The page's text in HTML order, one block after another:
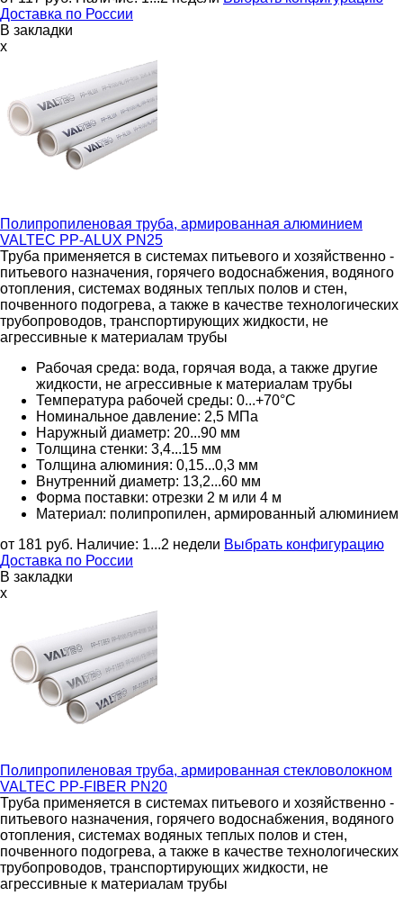
Доставка по России
В закладки
x
Полипропиленовая труба, армированная алюминием
VALTEC PP-ALUX PN25
Труба применяется в системах питьевого и хозяйственно -
питьевого назначения, горячего водоснабжения, водяного
отопления, системах водяных теплых полов и стен,
почвенного подогрева, а также в качестве технологических
трубопроводов, транспортирующих жидкости, не
агрессивные к материалам трубы
Рабочая среда: вода, горячая вода, а также другие
жидкости, не агрессивные к материалам трубы
Температура рабочей среды: 0...+70°C
Номинальное давление: 2,5 МПа
Наружный диаметр: 20...90 мм
Толщина стенки: 3,4...15 мм
Толщина алюминия: 0,15...0,3 мм
Внутренний диаметр: 13,2...60 мм
Форма поставки: отрезки 2 м или 4 м
Материал: полипропилен, армированный алюминием
от 181 руб. Наличие: 1...2 недели Выбрать конфигурацию
Доставка по России
В закладки
x
Полипропиленовая труба, армированная стекловолокном
VALTEC PP-FIBER PN20
Труба применяется в системах питьевого и хозяйственно -
питьевого назначения, горячего водоснабжения, водяного
отопления, системах водяных теплых полов и стен,
почвенного подогрева, а также в качестве технологических
трубопроводов, транспортирующих жидкости, не
агрессивные к материалам трубы